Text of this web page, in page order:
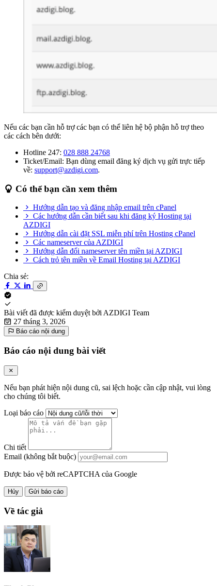
Nếu các bạn cần hỗ trợ các bạn có thể liên hệ bộ phận hỗ trợ theo
các cách bên dưới:
Hotline 247: 028 888 24768
Ticket/Email: Bạn dùng email đăng ký dịch vụ gửi trực tiếp
về: support@azdigi.com.
Có thể bạn cần xem thêm
Hướng dẫn tạo và đăng nhập email trên cPanel
Các hướng dẫn cần biết sau khi đăng ký Hosting tại
AZDIGI
Hướng dẫn cài đặt SSL miễn phí trên Hosting cPanel
Các nameserver của AZDIGI
Hướng dẫn đổi nameserver tên miền tại AZDIGI
Cách trỏ tên miền về Email Hosting tại AZDIGI
Chia sẻ:
Bài viết đã được kiểm duyệt bởi AZDIGI Team
27 tháng 3, 2026
Báo cáo nội dung
Báo cáo nội dung bài viết
Nếu bạn phát hiện nội dung cũ, sai lệch hoặc cần cập nhật, vui lòng
cho chúng tôi biết.
Loại báo cáo
Chi tiết
Email (không bắt buộc)
Được bảo vệ bởi reCAPTCHA của Google
Hủy Gửi báo cáo
Về tác giả